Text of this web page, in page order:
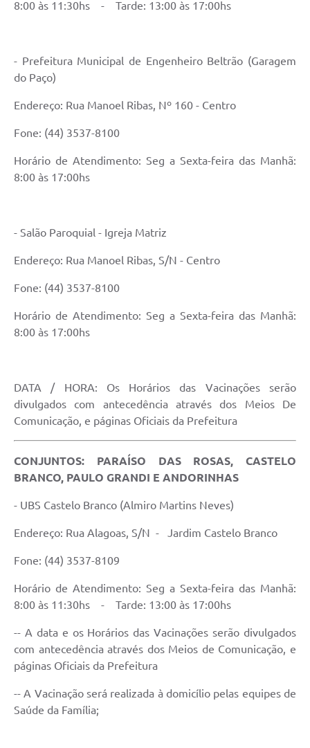
SIC
8:00 às 11:30hs - Tarde: 13:00 às 17:00hs
- Prefeitura Municipal de Engenheiro Beltrão (Garagem
do Paço)
Endereço: Rua Manoel Ribas, Nº 160 - Centro
Fone: (44) 3537-8100
Horário de Atendimento: Seg a Sexta-feira das Manhã:
8:00 às 17:00hs
- Salão Paroquial - Igreja Matriz
Endereço: Rua Manoel Ribas, S/N - Centro
Fone: (44) 3537-8100
Horário de Atendimento: Seg a Sexta-feira das Manhã:
8:00 às 17:00hs
DATA / HORA: Os Horários das Vacinações serão
divulgados com antecedência através dos Meios De
Comunicação, e páginas Oficiais da Prefeitura
CONJUNTOS: PARAÍSO DAS ROSAS, CASTELO
BRANCO, PAULO GRANDI E ANDORINHAS
- UBS Castelo Branco (Almiro Martins Neves)
Endereço: Rua Alagoas, S/N - Jardim Castelo Branco
Fone: (44) 3537-8109
Horário de Atendimento: Seg a Sexta-feira das Manhã:
8:00 às 11:30hs - Tarde: 13:00 às 17:00hs
-- A data e os Horários das Vacinações serão divulgados
com antecedência através dos Meios de Comunicação, e
páginas Oficiais da Prefeitura
-- A Vacinação será realizada à domicílio pelas equipes de
Saúde da Família;